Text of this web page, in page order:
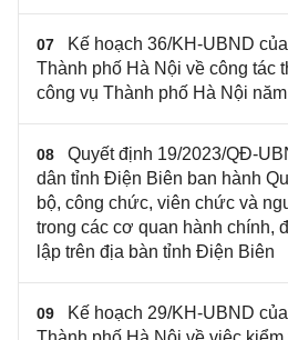
07
Kế hoạch 36/KH-UBND
Thành phố Hà Nội về công tác
công vụ Thành phố Hà Nội
08
Quyết định 19/2023/QĐ-
dân tỉnh Điện Biên ban hành
bộ, công chức, viên chức và
trong các cơ quan hành chính,
lập trên địa bàn tỉnh Điện Biên
09
Kế hoạch 29/KH-UBND